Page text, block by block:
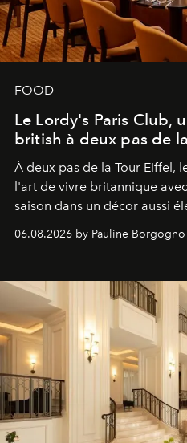
FOOD
Le Lordy's Paris Club,
british à deux pas de
À deux pas de la Tour Eiffel,
l'art de vivre britannique
saison dans un décor aussi
06.08.2026 by Pauline Borgogno